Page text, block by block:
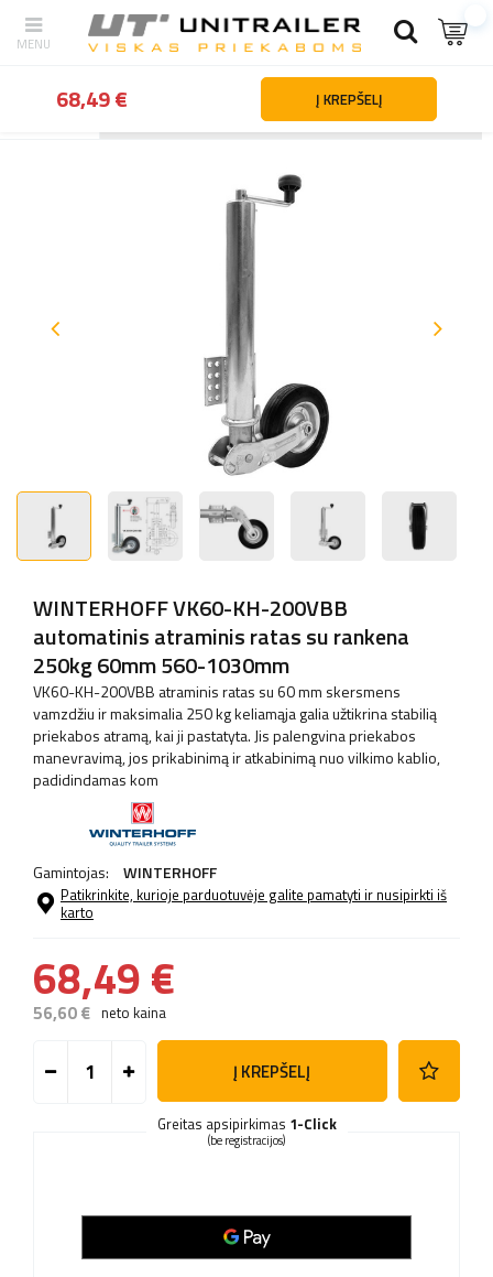
Priekabų dalys ir priedai Atraminiai ratai ir
WINTERHOFF VK60-KH-200VBB
automatinis atraminis ratas su rankena
250kg 60mm 560-1030mm
VK60-KH-200VBB atraminis ratas su 60 mm skersmens
vamzdžiu ir maksimalia 250 kg keliamąja galia užtikrina stabilią
priekabos atramą, kai ji pastatyta. Jis palengvina priekabos
manevravimą, jos prikabinimą ir atkabinimą nuo vilkimo kablio,
padidindamas kom
Gamintojas: WINTERHOFF
Patikrinkite, kurioje parduotuvėje galite pamatyti ir nusipirkti iš
karto
68,49 €
56,60 € neto kaina
Į KREPŠELĮ
Greitas apsipirkimas 1-Click
(be registracijos)
68,49 € Į KREPŠELĮ